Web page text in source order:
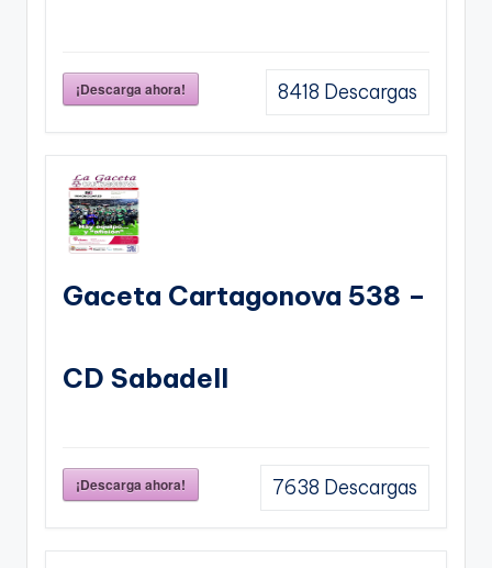
¡Descarga ahora! 8418 Descargas
Gaceta Cartagonova 538 –
CD Sabadell
¡Descarga ahora! 7638 Descargas